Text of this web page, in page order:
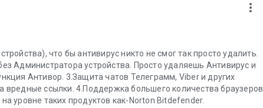
more_vert
что бы антивирус никто не смог так просто удалить.
Администратора устройства. Просто удаляешь Антивирус и
Антивор. 3.Защита чатов Телеграмм, Viber и других
вредные ссылки. 4.Поддержка большего количества браузеров
уровне таких продуктов как-Norton Bitdefender.